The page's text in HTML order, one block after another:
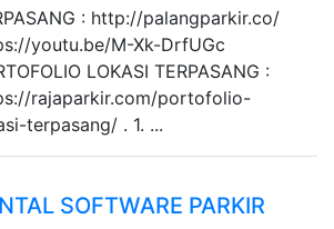
: http://palangparkir.co/
youtu.be/M-Xk-DrfUGc
LOKASI TERPASANG :
rajaparkir.com/portofolio-
terpasang/ . 1. ...
SOFTWARE PARKIR